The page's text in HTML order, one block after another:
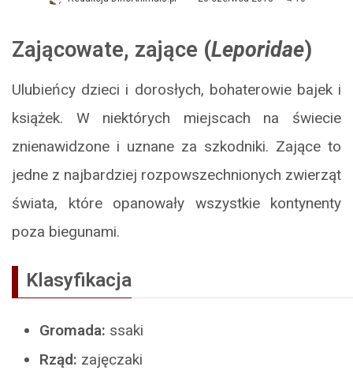
Zającowate, zające (Leporidae)
Ulubieńcy dzieci i dorosłych, bohaterowie bajek i
książek. W niektórych miejscach na świecie
znienawidzone i uznane za szkodniki. Zające to
jedne z najbardziej rozpowszechnionych zwierząt
świata, które opanowały wszystkie kontynenty
poza biegunami.
Klasyfikacja
Gromada: ssaki
Rząd: zajęczaki